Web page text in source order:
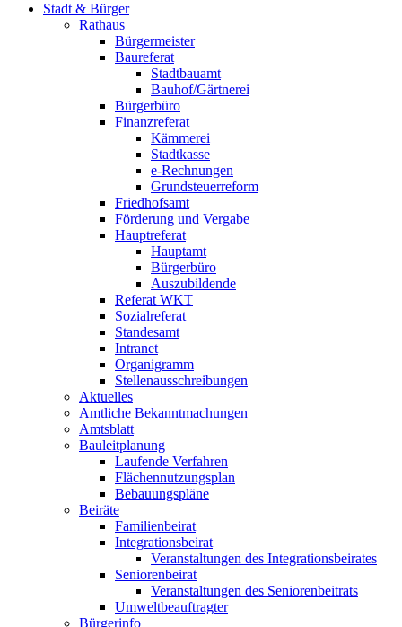
Stadt & Bürger
Rathaus
Bürgermeister
Baureferat
Stadtbauamt
Bauhof/Gärtnerei
Bürgerbüro
Finanzreferat
Kämmerei
Stadtkasse
e-Rechnungen
Grundsteuerreform
Friedhofsamt
Förderung und Vergabe
Hauptreferat
Hauptamt
Bürgerbüro
Auszubildende
Referat WKT
Sozialreferat
Standesamt
Intranet
Organigramm
Stellenausschreibungen
Aktuelles
Amtliche Bekanntmachungen
Amtsblatt
Bauleitplanung
Laufende Verfahren
Flächennutzungsplan
Bebauungspläne
Beiräte
Familienbeirat
Integrationsbeirat
Veranstaltungen des Integrationsbeirates
Seniorenbeirat
Veranstaltungen des Seniorenbeitrats
Umweltbeauftragter
Bürgerinfo